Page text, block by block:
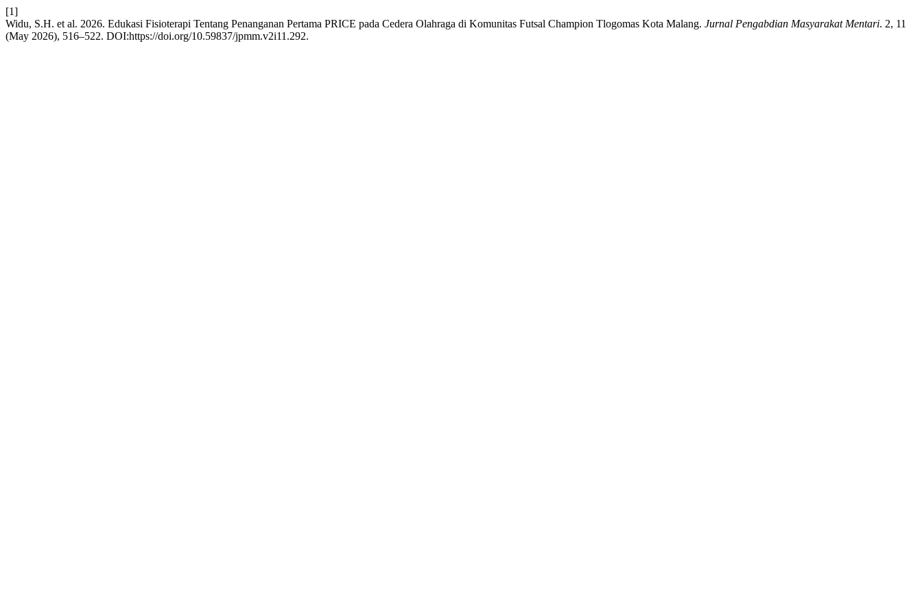
[1]
Widu, S.H. et al. 2026. Edukasi Fisioterapi Tentang Penanganan Pertama PRICE pada Cedera Olahraga di Komunitas Futsal Champion Tlogomas Kota Malang. Jurnal Pengabdian Masyarakat Mentari. 2, 11
(May 2026), 516–522. DOI:https://doi.org/10.59837/jpmm.v2i11.292.